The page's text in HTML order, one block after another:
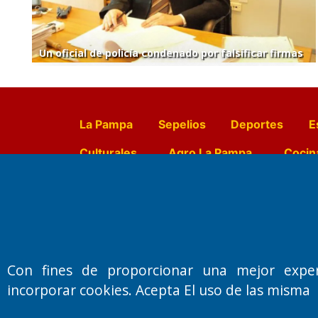
Un oficial de policía condenado por falsificar firmas
La Pampa Sepelios Deportes
Culturales
Agro La Pampa
Fundado por el
Doctor Antonio
Primera edición: Domingo 3 de
Miembro de ADIRA,ADEPA y CPPAL
Con fines de proporcionar una mejor
incorporar cookies. Acepta El uso de las misma